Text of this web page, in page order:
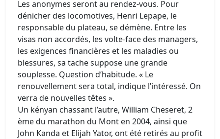
Les anonymes seront au rendez-vous. Pour
dénicher des locomotives, Henri Lepape, le
responsable du plateau, se démène. Entre les
visas non accordés, les volte-face des managers,
les exigences financières et les maladies ou
blessures, sa tache suppose une grande
souplesse. Question d’habitude. « Le
renouvellement sera total, indique l’intéressé. On
verra de nouvelles têtes ».
Un kényan chassant l’autre, William Cheseret, 2
ème du marathon du Mont en 2004, ainsi que
John Kanda et Elijah Yator, ont été retirés au profit